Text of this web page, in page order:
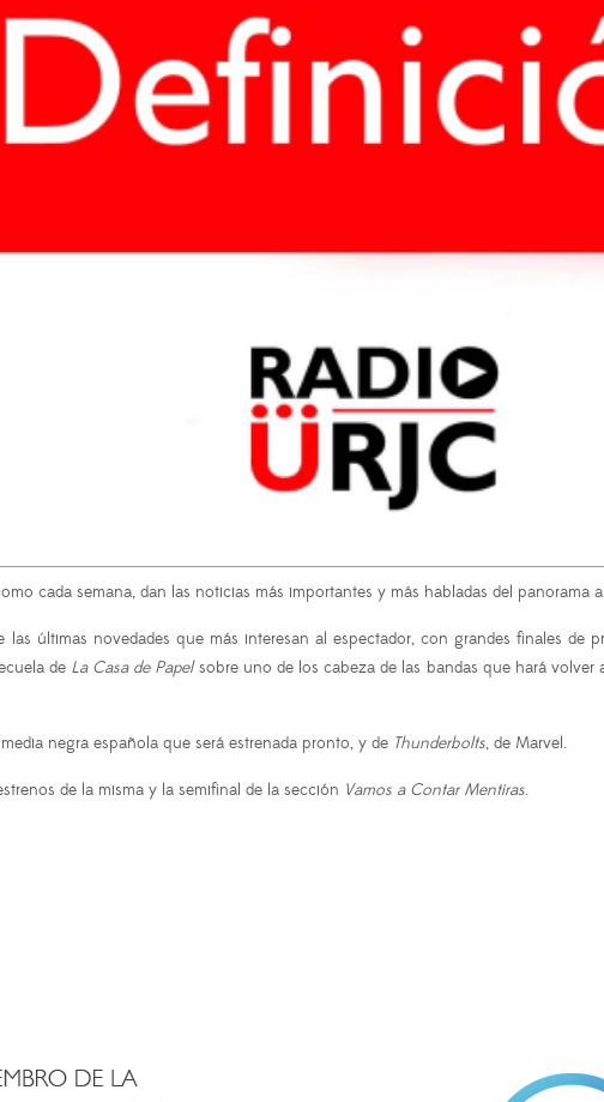
cada semana, dan las noticias más importantes y más habladas del panorama
últimas novedades que más interesan al espectador, con grandes finales de
de La Casa de Papelsobre uno de los cabeza de las bandas que hará volver
negra española que será estrenada pronto, y de Thunderbolts, de Marvel.
de la misma y la semifinal de la sección Vamos a Contar Mentiras.